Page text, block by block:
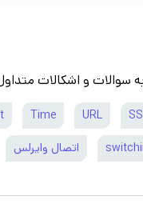
سوالات و اشکالات
URL
Time
اتصال وایرلس